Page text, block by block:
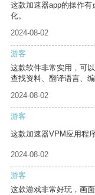
这款加速器app的操作
化。
2024-08-02
游客
这款软件非常实用，可
查找资料、翻译语言、编
2024-08-02
游客
这款加速器VPM应用程
2024-08-02
游客
这款游戏非常好玩，画